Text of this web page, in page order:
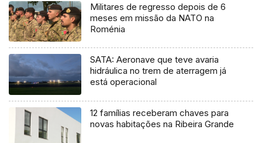
Militares de regresso depois de 6
meses em missão da NATO na
Roménia
SATA: Aeronave que teve avaria
hidráulica no trem de aterragem já
está operacional
12 famílias receberam chaves para
novas habitações na Ribeira Grande